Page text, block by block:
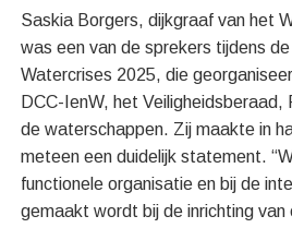
Saskia Borgers, dijkgraaf van het
was een van de sprekers tijdens
Watercrises 2025, die
DCC-IenW, het
de waterschappen. Zij maakte in
meteen een duidelijk statement.
functionele organisatie en bij de
gemaakt wordt bij de inrichting van